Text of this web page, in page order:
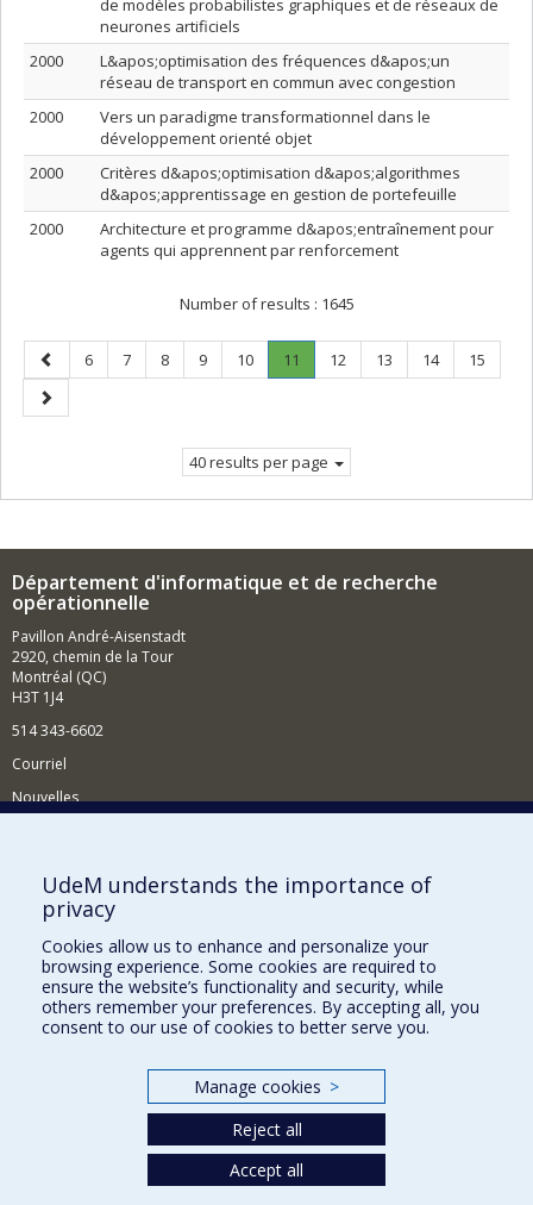
de modèles probabilistes graphiques et de réseaux de
neurones artificiels
2000
L&apos;optimisation des fréquences d&apos;un
réseau de transport en commun avec congestion
2000
Vers un paradigme transformationnel dans le
développement orienté objet
2000
Critères d&apos;optimisation d&apos;algorithmes
d&apos;apprentissage en gestion de portefeuille
2000
Architecture et programme d&apos;entraînement pour
agents qui apprennent par renforcement
Number of results : 1645
Previous
page
Page
6 Page
7 Page
8 Page
9 Page
10 Page
11
Current
Page
12 Page
13 Page
14 Page
15
Next
page
40 results per page
Département d'informatique et de recherche
opérationnelle
Pavillon André-Aisenstadt
2920, chemin de la Tour
Montréal (QC)
H3T 1J4
514 343-6602
Courriel
Nouvelles
Comment soutenir le Département?
BESOIN D'AIDE?
Plan du site
Signaler une erreur
Accessibilité
Nos départements et écoles
UdeM understands the importance of
privacy
Cookies allow us to enhance and personalize your
browsing experience. Some cookies are required to
ensure the website’s functionality and security, while
others remember your preferences. By accepting all, you
consent to our use of cookies to better serve you.
Manage cookies >
Reject all
Accept all